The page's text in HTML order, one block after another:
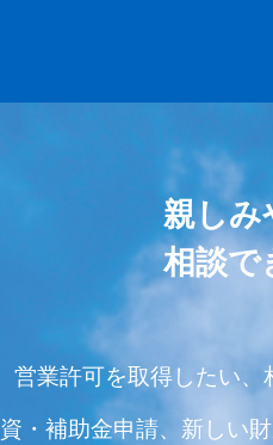
飲
親しみ
相談で
営業許可を取得したい、
資・補助金申請、 新しい